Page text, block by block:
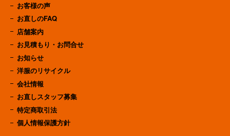
お客様の声
お直しのFAQ
店舗案内
お見積もり・お問合せ
お知らせ
洋服のリサイクル
会社情報
お直しスタッフ募集
特定商取引法
個人情報保護方針